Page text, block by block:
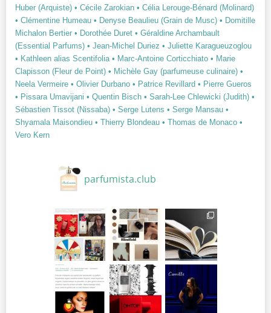
Huber (Arquiste) • Cécile Zarokian • Célia Lerouge-Bénard (Molinard)
• Clémentine Humeau • Denyse Beaulieu (Grain de Musc) • Domitille
Michalon Bertier • Dorothée Duret • Géraldine Archambault
(Essential Parfums) • Jean-Michel Duriez • Juliette Karagueuzoglou
• Kathleen alias Scentifolia • Marc-Antoine Corticchiato • Marie
Clapisson (Fleur de Point) • Michèle Gay (parfumeuse culinaire) •
Neela Vermeire • Olivier Durbano • Patrice Revillard • Pierre Gueros
• Pissara Umavijani • Quentin Bisch • Sarah-Lee Chlewicki (Judith) •
Sébastien Tissot (Nissaba) • Serge Lutens • Serge Mansau •
Shyamala Maisondieu • Thierry Blondeau • Thomas de Monaco •
Vero Kern
parfumista.club